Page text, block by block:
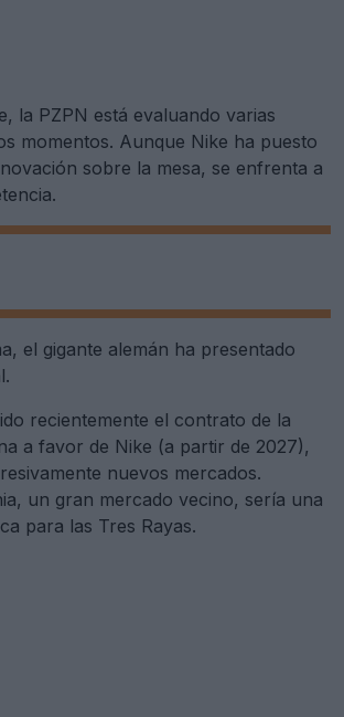
la PZPN está evaluando varias
momentos. Aunque Nike ha puesto
sobre la mesa, se enfrenta a
el gigante alemán ha presentado
recientemente el contrato de la
a favor de Nike (a partir de 2027),
nuevos mercados.
un gran mercado vecino, sería una
para las Tres Rayas.